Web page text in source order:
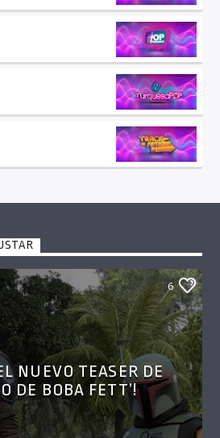
6
NUEVO TEASER DE
DE BOBA FETT’!